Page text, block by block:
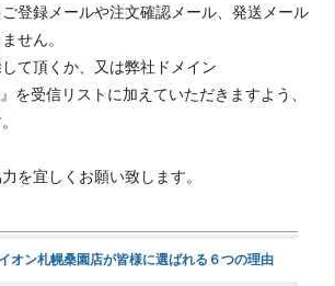
登録メールや注文確認メール、発送メール
せん。
て頂くか、又は弊社ドメイン
を受信リストに加えていただきますよう、
を宜しくお願い致します。
オン札幌桑園店が皆様に選ばれる６つの理由